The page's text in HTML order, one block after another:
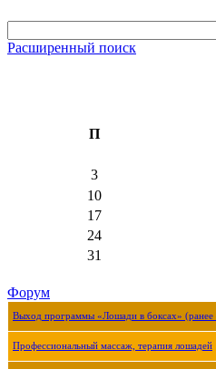
Расширенный поиск
П
3
10
17
24
31
Форум
Выход программы «Лошади в боксах»
Профессиональный массаж, терапия лошадей